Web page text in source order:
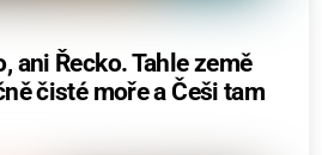
ani Řecko. Tahle země
čisté moře a Češi tam